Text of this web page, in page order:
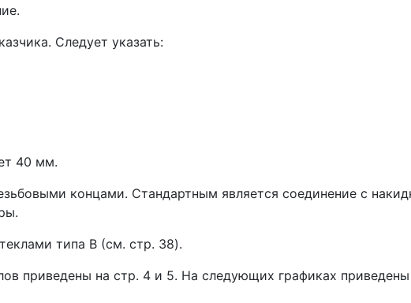
Следует указать:
40 мм.
концами. Стандартным является соединение с
типа B (см. стр. 38).
приведены на стр. 4 и 5. На следующих графиках приведены